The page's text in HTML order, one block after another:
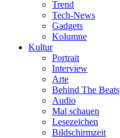
Trend
Tech-News
Gadgets
Kolumne
Kultur
Portrait
Interview
Arte
Behind The Beats
Audio
Mal schauen
Lesezeichen
Bildschirmzeit